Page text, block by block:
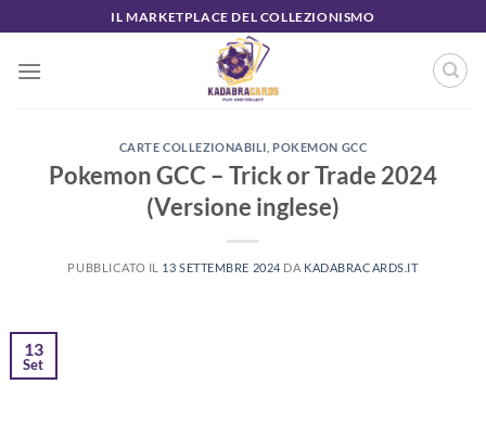
ai
contenuti
IL MARKETPLACE DEL COLLEZIONISMO
CARTE COLLEZIONABILI POKEMON GCC
Pokemon GCC – Trick or Trade 2024
(Versione inglese)
PUBBLICATO IL 13 SETTEMBRE 2024 DA KADABRACARDS.IT
13
Set